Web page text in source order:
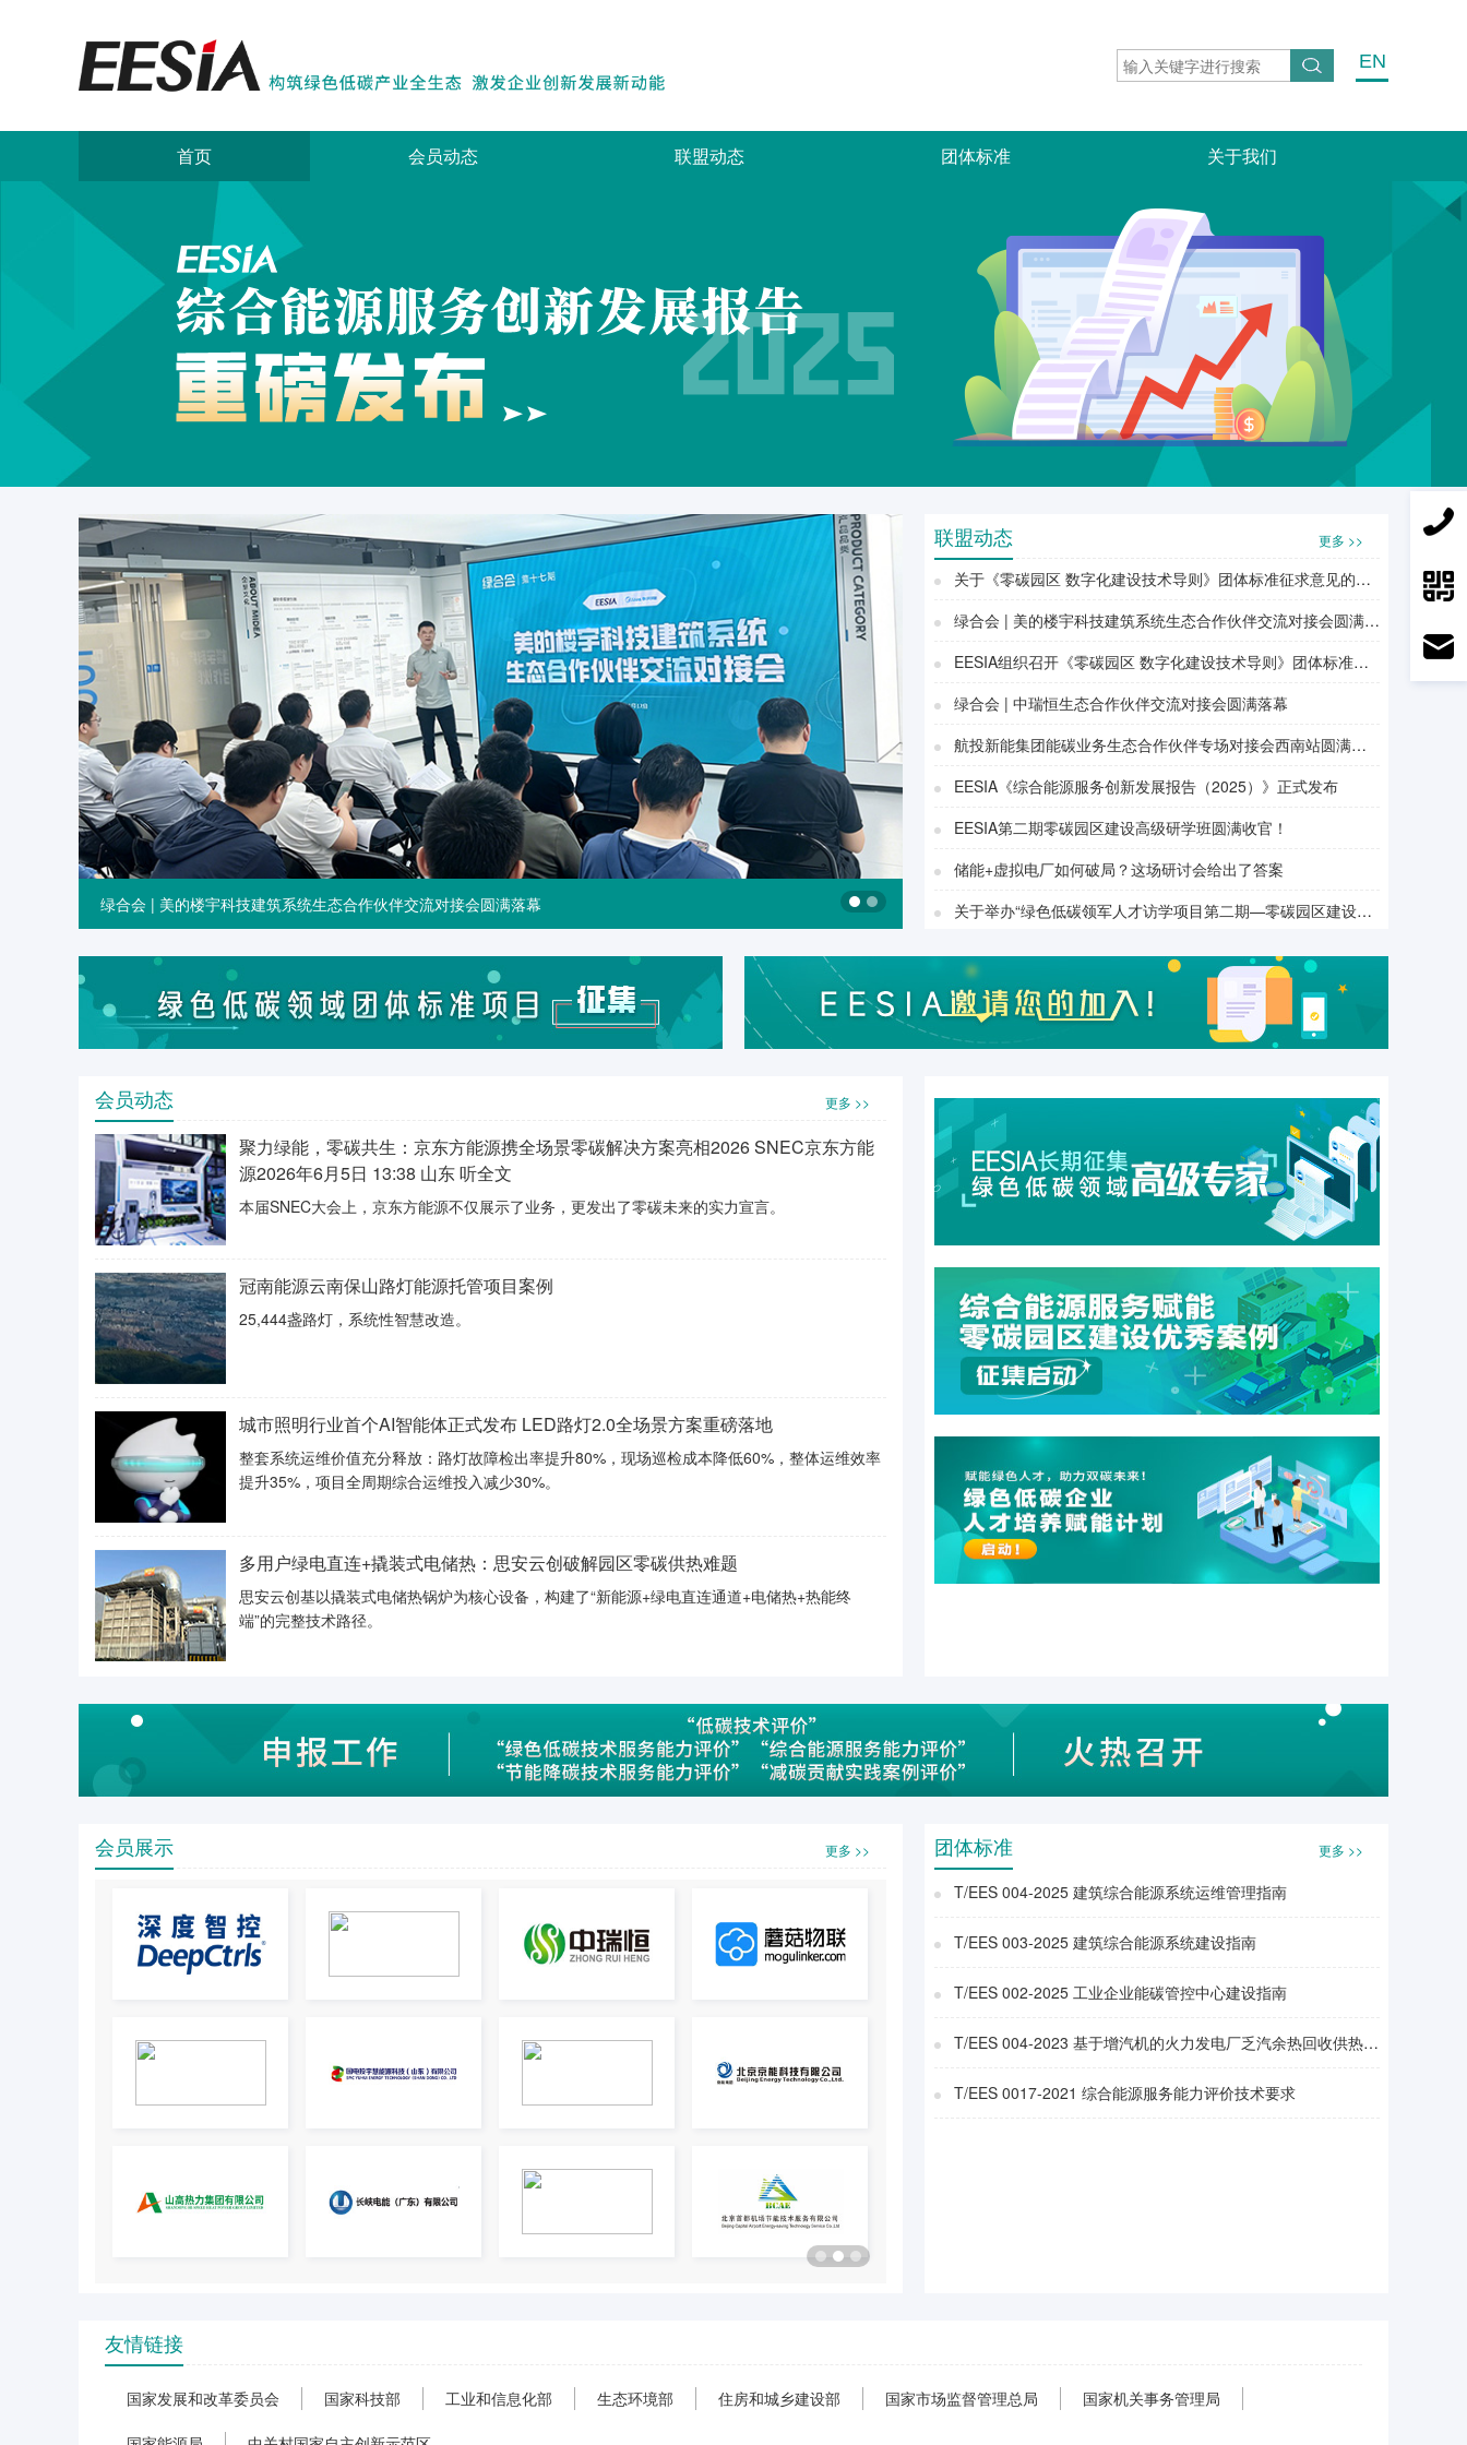
EN
首页 会员动态 联盟动态 团体标准 关于我们
绿合会 | 美的楼宇科技建筑系统生态合作伙伴交流对接会圆满落幕
联盟动态 更多 >>
关于《零碳园区 数字化建设技术导则》团体标准征求意见的通知
绿合会 | 美的楼宇科技建筑系统生态合作伙伴交流对接会圆满落幕
EESIA组织召开《零碳园区 数字化建设技术导则》团体标准研讨会
绿合会 | 中瑞恒生态合作伙伴交流对接会圆满落幕
航投新能集团能碳业务生态合作伙伴专场对接会西南站圆满落幕
EESIA《综合能源服务创新发展报告（2025）》正式发布
EESIA第二期零碳园区建设高级研学班圆满收官！
储能+虚拟电厂如何破局？这场研讨会给出了答案
关于举办“绿色低碳领军人才访学项目第二期—零碳园区建设高级研学班”的通知
会员动态 更多 >>
聚力绿能，零碳共生：京东方能源携全场景零碳解决方案亮相2026 SNEC京东方能
源2026年6月5日 13:38 山东 听全文
本届SNEC大会上，京东方能源不仅展示了业务，更发出了零碳未来的实力宣言。
冠南能源云南保山路灯能源托管项⽬案例
25,444盏路灯，系统性智慧改造。
城市照明行业首个AI智能体正式发布 LED路灯2.0全场景方案重磅落地
整套系统运维价值充分释放：路灯故障检出率提升80%，现场巡检成本降低60%，整体运维效率
提升35%，项目全周期综合运维投入减少30%。
多用户绿电直连+撬装式电储热：思安云创破解园区零碳供热难题
思安云创基以撬装式电储热锅炉为核心设备，构建了“新能源+绿电直连通道+电储热+热能终
端”的完整技术路径。
会员展示 更多 >> 团体标准 更多 >>
T/EES 004-2025 建筑综合能源系统运维管理指南
T/EES 003-2025 建筑综合能源系统建设指南
T/EES 002-2025 工业企业能碳管控中心建设指南
T/EES 004-2023 基于增汽机的火力发电厂乏汽余热回收供热系统设计规范
T/EES 0017-2021 综合能源服务能力评价技术要求
友情链接
国家发展和改革委员会 国家科技部 工业和信息化部 生态环境部 住房和城乡建设部 国家市场监督管理总局 国家机关事务管理局